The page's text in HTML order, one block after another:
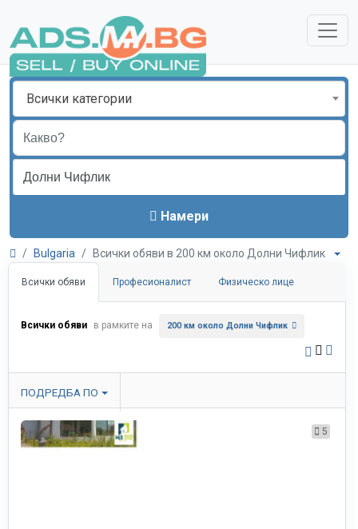
Всички категории
Намери
Bulgaria Всички обяви в 200 км около Долни Чифлик
Всички обяви Професионалист Физическо лице
Всички обяви в рамките на 200 км около Долни Чифлик
ПОДРЕДБА ПО
5